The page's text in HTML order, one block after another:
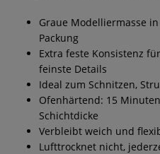
Graue Modelliermasse
Packung
Extra feste Konsistenz
feinste Details
Ideal zum Schnitzen,
Ofenhärtend: 15
Schichtdicke
Verbleibt weich und
Lufttrocknet nicht,